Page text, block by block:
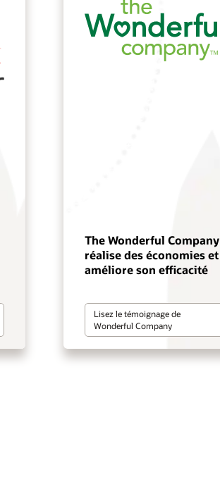
The Wonderful Company
réalise des économies et
améliore son efficacité
Lisez le témoignage de
Wonderful Company